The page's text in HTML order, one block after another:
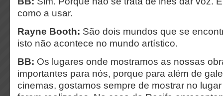
como a usar.
Rayne Booth: São dois mundos que se
isto não acontece no mundo artístico.
BB: Os lugares onde mostramos as nossas
importantes para nós, porque para além de
cinemas, gostamos sempre de mostrar no